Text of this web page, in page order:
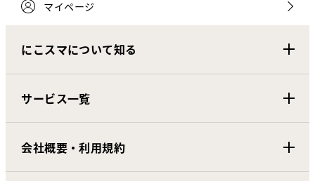
マイページ
にこスマについて知る
サービス一覧
会社概要・利用規約